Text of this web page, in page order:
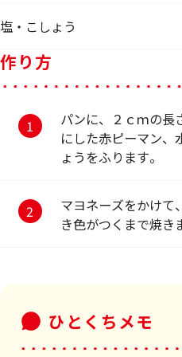
塩・こしょう
作り方
パンに、２ｃｍの長
にした赤ピーマン、
ょうをふります。
マヨネーズをかけて
き色がつくまで焼き
ひとくちメモ